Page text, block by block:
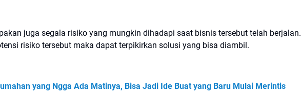
juga segala risiko yang mungkin dihadapi saat bisnis tersebut telah berjalan.
risiko tersebut maka dapat terpikirkan solusi yang bisa diambil.
yang Ngga Ada Matinya, Bisa Jadi Ide Buat yang Baru Mulai Merintis